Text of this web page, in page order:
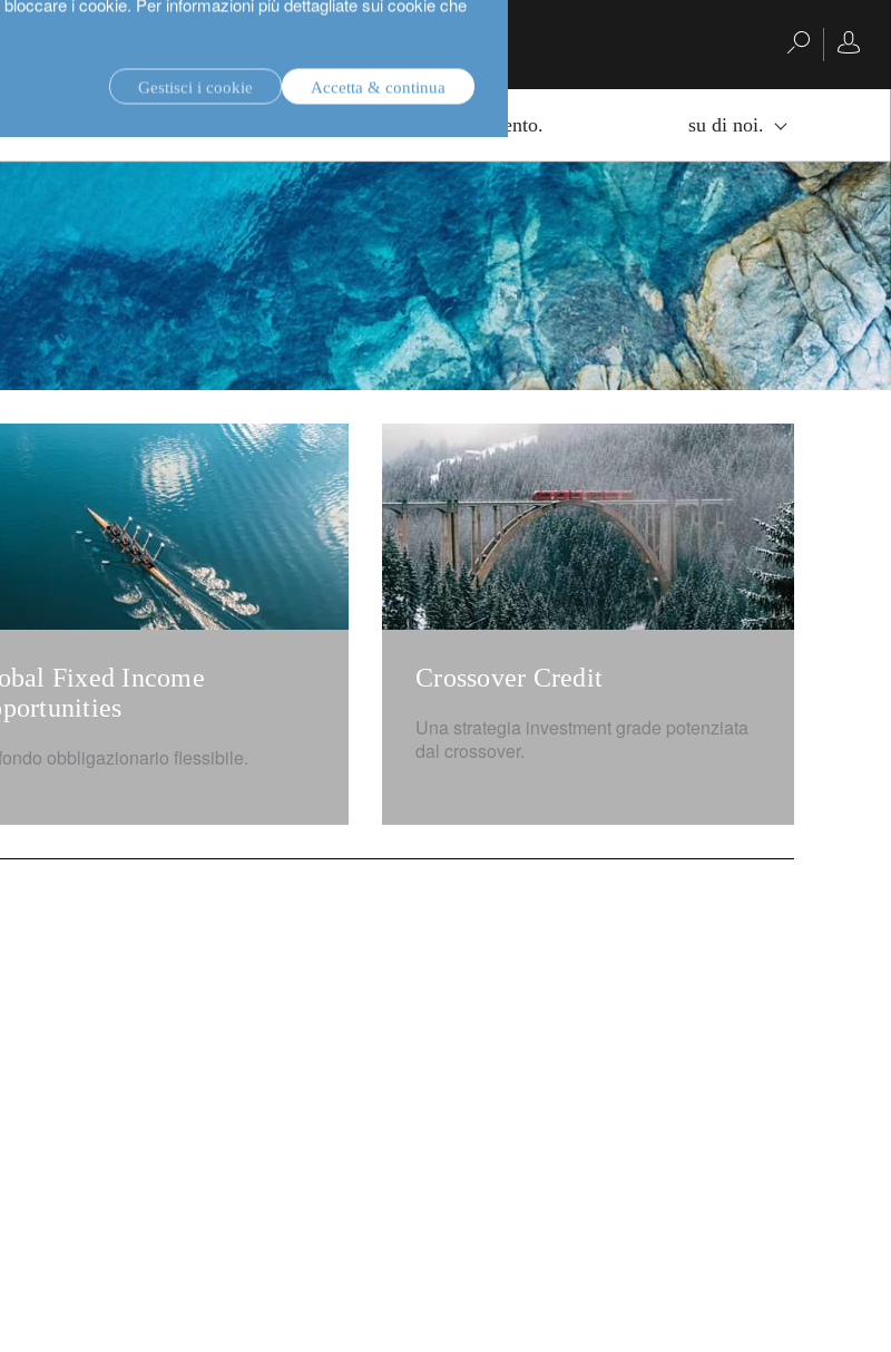
Gestisci i cookie Accetta & continua
fondi di investimento. su di noi.
Fixed Income
obbligazionario flessibile.
Crossover Credit
Una strategia investment grade potenziata
dal crossover.